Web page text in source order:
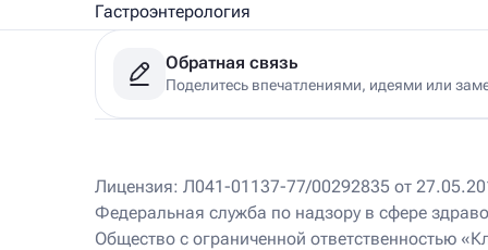
Гастроэнтерология
Медицинский массаж
Рефлексотерапия
Физиотерапия
Ист Клиника на Соколе
220 м
Москва, Ленинградский пр-т, д.76, корп. 3
Обратная связь
Поделитесь впечатлениями, идеями или
Лицензия: Л041-01137-77/00292835 от
Федеральная служба по надзору в сфере
Общество с ограниченной ответственностью